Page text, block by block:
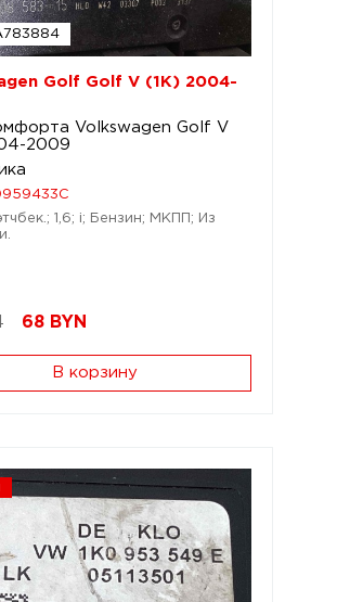
Golf Golf V (1K) 2004-
Volkswagen Golf V
2009
1,6; i; Бензин; МКПП; Из
68 BYN
В корзину